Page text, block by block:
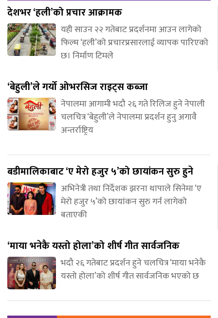
देशभर ‘हली’को प्रचार आक्रामक
यही साउन २२ गतेबाट प्रदर्शनमा आउन लागेको
फिल्म ‘हली’को प्रचारप्रसारलाई व्यापक पारिएको
छ। निर्माण टिमले
‘बेहुली’ले गर्यो ओभरसिज राइट्स कब्जा
नेपालमा आगामी भदौ २६ गते रिलिज हुने नेपाली
चलचित्र ‘बेहुली’ले नेपालमा प्रदर्शन हुनु अगावै
अन्तर्राष्ट्रिय
बडीमालिकाबाट ‘ए मेरो हजुर ५’को छायांकन सुरु हुने
अभिनेत्री तथा निर्देशक झरना थापाले सिनेमा ‘ए
मेरो हजुर ५’को छायांकन सुरु गर्न लागेको
बताएकी
‘माया भनेकै यस्तो होला’को शीर्ष गीत सार्वजनिक
भदौ २६ गतेबाट प्रदर्शन हुने चलचित्र ‘माया भनेकै
यस्तो होला’को शीर्ष गीत सार्वजनिक भएको छ